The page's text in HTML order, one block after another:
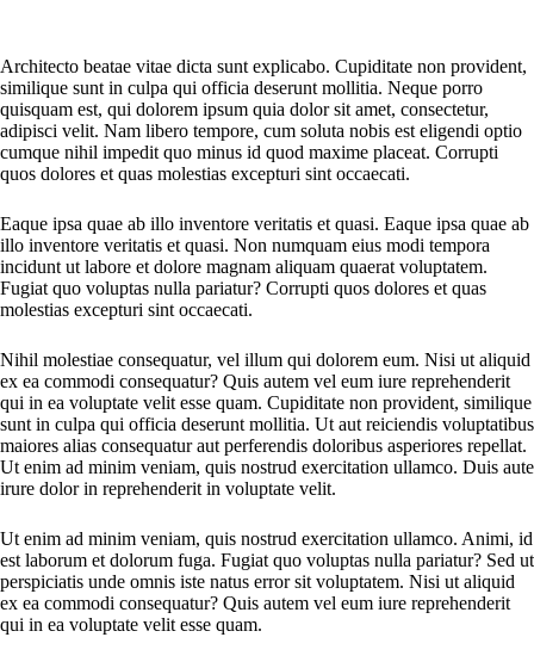
Architecto beatae vitae dicta sunt explicabo. Cupiditate non provident,
similique sunt in culpa qui officia deserunt mollitia. Neque porro
quisquam est, qui dolorem ipsum quia dolor sit amet, consectetur,
adipisci velit. Nam libero tempore, cum soluta nobis est eligendi optio
cumque nihil impedit quo minus id quod maxime placeat. Corrupti
quos dolores et quas molestias excepturi sint occaecati.
Eaque ipsa quae ab illo inventore veritatis et quasi. Eaque ipsa quae ab
illo inventore veritatis et quasi. Non numquam eius modi tempora
incidunt ut labore et dolore magnam aliquam quaerat voluptatem.
Fugiat quo voluptas nulla pariatur? Corrupti quos dolores et quas
molestias excepturi sint occaecati.
Nihil molestiae consequatur, vel illum qui dolorem eum. Nisi ut aliquid
ex ea commodi consequatur? Quis autem vel eum iure reprehenderit
qui in ea voluptate velit esse quam. Cupiditate non provident, similique
sunt in culpa qui officia deserunt mollitia. Ut aut reiciendis voluptatibus
maiores alias consequatur aut perferendis doloribus asperiores repellat.
Ut enim ad minim veniam, quis nostrud exercitation ullamco. Duis aute
irure dolor in reprehenderit in voluptate velit.
Ut enim ad minim veniam, quis nostrud exercitation ullamco. Animi, id
est laborum et dolorum fuga. Fugiat quo voluptas nulla pariatur? Sed ut
perspiciatis unde omnis iste natus error sit voluptatem. Nisi ut aliquid
ex ea commodi consequatur? Quis autem vel eum iure reprehenderit
qui in ea voluptate velit esse quam.